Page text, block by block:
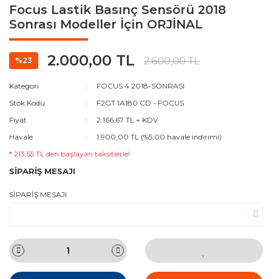
Focus Lastik Basınç Sensörü 2018
Sonrası Modeller İçin ORJİNAL
%23 2.000,00 TL 2.600,00 TL
Kategori
FOCUS 4 2018-SONRASI
Stok Kodu
F2GT 1A180 CD - FOCUS
Fiyat
2.166,67 TL + KDV
Havale
1.900,00 TL (%5,00 havale indirimi)
* 213,55 TL den başlayan taksitlerle!
SİPARİŞ MESAJI
SİPARİŞ MESAJI